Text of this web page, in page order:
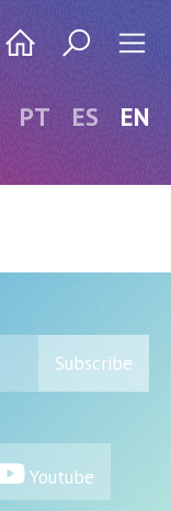
PT ES EN
Subscribe
Youtube